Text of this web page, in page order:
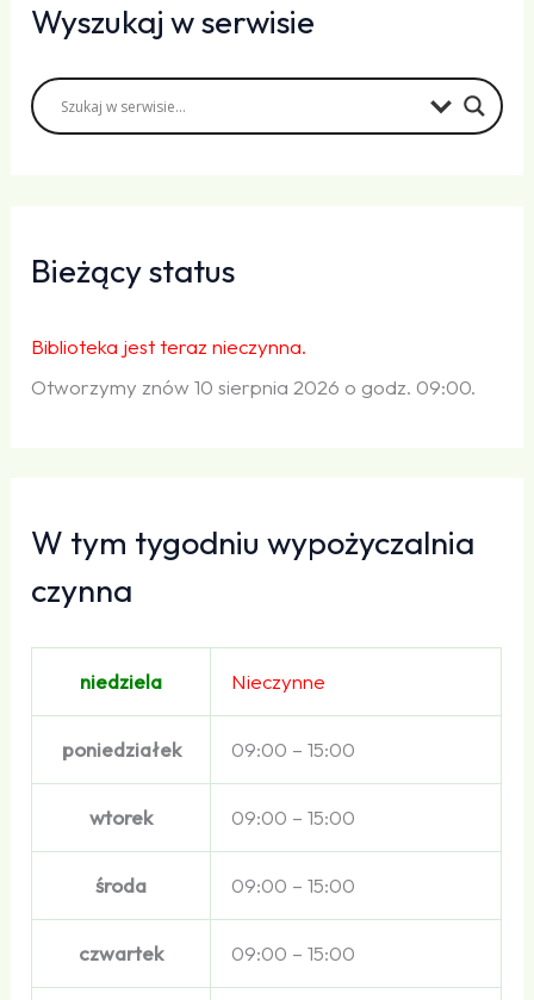
Wyszukaj w serwisie
Bieżący status
Biblioteka jest teraz nieczynna.
Otworzymy znów 10 sierpnia 2026 o godz. 09:00.
W tym tygodniu wypożyczalnia
czynna
niedziela Nieczynne
poniedziałek 09:00 – 15:00
wtorek 09:00 – 15:00
środa 09:00 – 15:00
czwartek 09:00 – 15:00